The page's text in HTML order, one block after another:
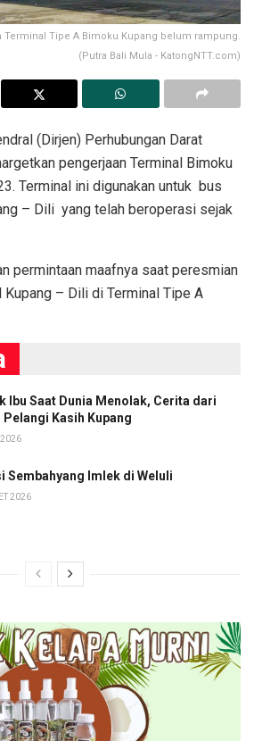
Terminal Tipe A Bimoku Kupang belum rampung.
(Putra Bali Mula - KatongNTT.com)
(Dirjen) Perhubungan Darat
pengerjaan Terminal Bimoku
Terminal ini digunakan untuk bus
– Dili yang telah beroperasi sejak
permintaan maafnya saat peresmian
– Dili di Terminal Tipe A
Ibu Saat Dunia Menolak, Cerita dari
Pelangi Kasih Kupang
Sembahyang Imlek di Weluli
2026